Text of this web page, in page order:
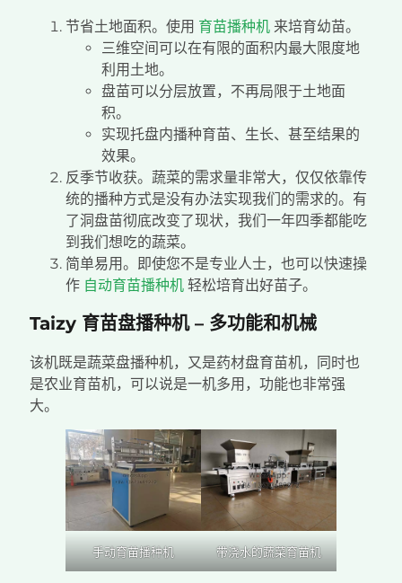
节省土地面积。使用 育苗播种机 来培育幼苗。
三维空间可以在有限的面积内最大限度地
利用土地。
盘苗可以分层放置，不再局限于土地面
积。
实现托盘内播种育苗、生长、甚至结果的
效果。
反季节收获。蔬菜的需求量非常大，仅仅依靠传
统的播种方式是没有办法实现我们的需求的。有
了洞盘苗彻底改变了现状，我们一年四季都能吃
到我们想吃的蔬菜。
简单易用。即使您不是专业人士，也可以快速操
作 自动育苗播种机 轻松培育出好苗子。
Taizy 育苗盘播种机 – 多功能和机械
该机既是蔬菜盘播种机，又是药材盘育苗机，同时也
是农业育苗机，可以说是一机多用，功能也非常强
大。
手动育苗播种机 带浇水的蔬菜育苗机